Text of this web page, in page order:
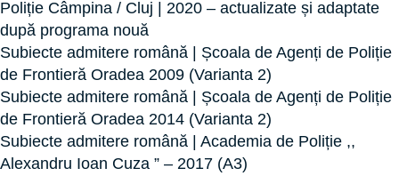
Poliție Câmpina / Cluj | 2020 – actualizate și adaptate
după programa nouă
Subiecte admitere română | Școala de Agenți de Poliție
de Frontieră Oradea 2009 (Varianta 2)
Subiecte admitere română | Școala de Agenți de Poliție
de Frontieră Oradea 2014 (Varianta 2)
Subiecte admitere română | Academia de Poliție ,,
Alexandru Ioan Cuza ” – 2017 (A3)